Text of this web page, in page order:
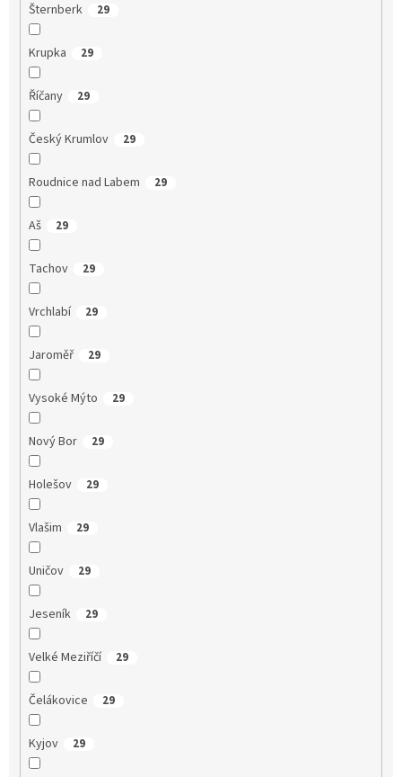
Šternberk 29
Krupka 29
Říčany 29
Český Krumlov 29
Roudnice nad Labem 29
Aš 29
Tachov 29
Vrchlabí 29
Jaroměř 29
Vysoké Mýto 29
Nový Bor 29
Holešov 29
Vlašim 29
Uničov 29
Jeseník 29
Velké Meziříčí 29
Čelákovice 29
Kyjov 29